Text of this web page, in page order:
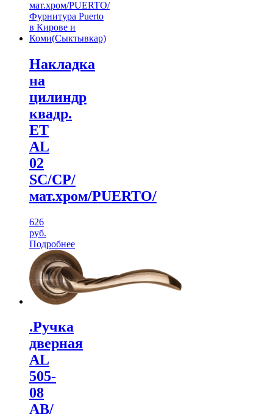
Накладка
на
цилиндр
квадр.
ЕТ
AL
02
SC/CP/
мат.хром/PUERTO/
626
руб.
Подробнее
.Ручка
дверная
AL
505-
08
АВ/